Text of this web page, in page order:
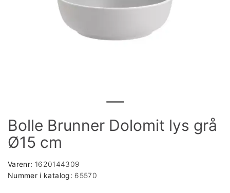
Bolle Brunner Dolomit lys grå
Ø15 cm
Varenr: 1620144309
Nummer i katalog: 65570